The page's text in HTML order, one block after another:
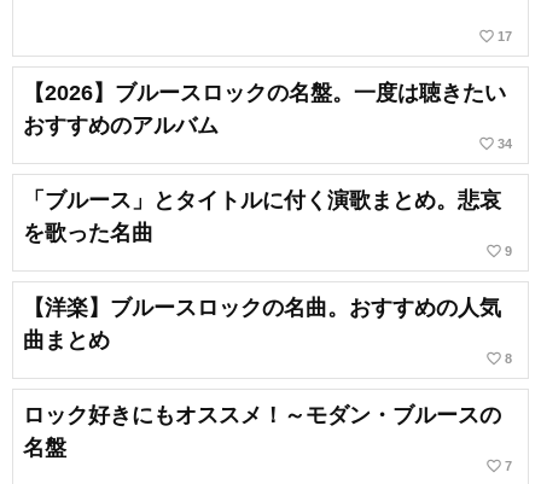
favorite_border 17
【2026】ブルースロックの名盤。一度は聴きたい
おすすめのアルバム
favorite_border 34
「ブルース」とタイトルに付く演歌まとめ。悲哀
を歌った名曲
favorite_border 9
【洋楽】ブルースロックの名曲。おすすめの人気
曲まとめ
favorite_border 8
ロック好きにもオススメ！～モダン・ブルースの
名盤
favorite_border 7